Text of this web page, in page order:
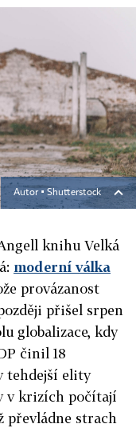
Autor ▪ Shutterstock
knihu Velká
moderní válka
provázanost
přišel srpen
globalizace, kdy
činil 18
tehdejší elity
v krizích počítají
převládne strach